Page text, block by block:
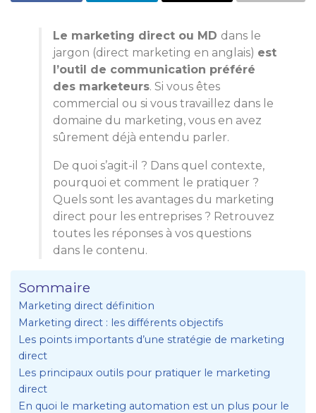
Le marketing direct ou MD dans le
jargon (direct marketing en anglais) est
l’outil de communication préféré
des marketeurs. Si vous êtes
commercial ou si vous travaillez dans le
domaine du marketing, vous en avez
sûrement déjà entendu parler.
De quoi s’agit-il ? Dans quel contexte,
pourquoi et comment le pratiquer ?
Quels sont les avantages du marketing
direct pour les entreprises ? Retrouvez
toutes les réponses à vos questions
dans le contenu.
Sommaire
Marketing direct définition
Marketing direct : les différents objectifs
Les points importants d’une stratégie de marketing
direct
Les principaux outils pour pratiquer le marketing
direct
En quoi le marketing automation est un plus pour le